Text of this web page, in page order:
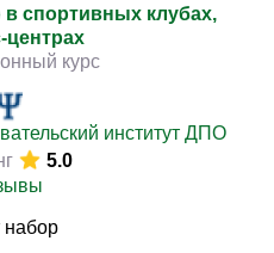
спортивных клубах,
центрах
курс
институт ДПО
5.0
набор